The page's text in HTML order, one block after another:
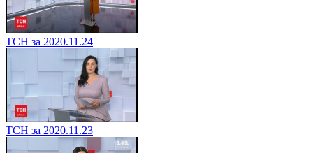
ТСН за 2020.11.24
ТСН за 2020.11.23